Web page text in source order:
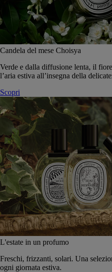
Candela del mese Choisya
Verde e dalla diffusione lenta, il
l’aria estiva all’insegna della
Scopri
L'estate in un profumo
Freschi, frizzanti, solari. Una
ogni giornata estiva.